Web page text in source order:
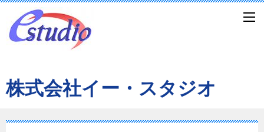
株式会社イー・スタジオ